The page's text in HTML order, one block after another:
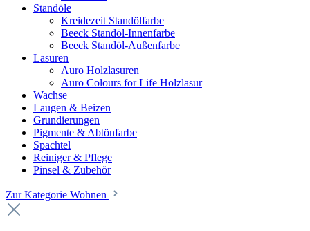
Standöle
Kreidezeit Standölfarbe
Beeck Standöl-Innenfarbe
Beeck Standöl-Außenfarbe
Lasuren
Auro Holzlasuren
Auro Colours for Life Holzlasur
Wachse
Laugen & Beizen
Grundierungen
Pigmente & Abtönfarbe
Spachtel
Reiniger & Pflege
Pinsel & Zubehör
Zur Kategorie Wohnen